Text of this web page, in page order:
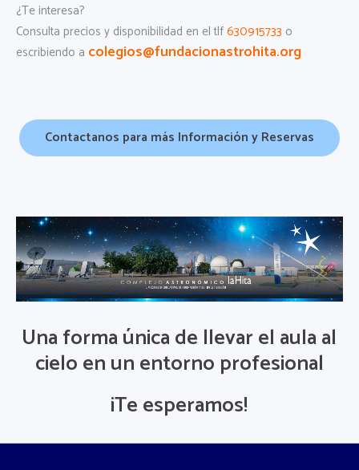
¿Te interesa?
Consulta precios y disponibilidad en el tlf630915733 o
escribiendo a colegios@fundacionastrohita.org
Contactanos para más Información y Reservas
Una forma única de llevar el aula al
cielo en un entorno profesional
¡Te esperamos!